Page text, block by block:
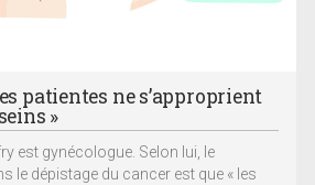
patientes ne s’approprient
»
est gynécologue. Selon lui, le
le dépistage du cancer est que « les